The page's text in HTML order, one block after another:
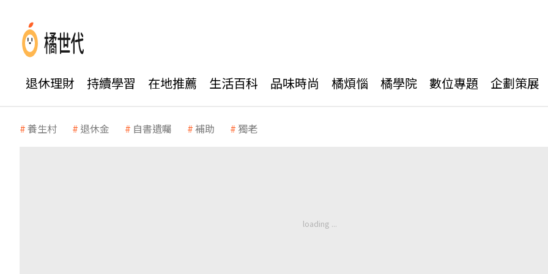
退休理財 持續學習 在地推薦 生活百科 品味時尚 橘煩惱 橘學院 數位專題 企劃策展
養生村 退休金 自書遺囑 補助 獨老